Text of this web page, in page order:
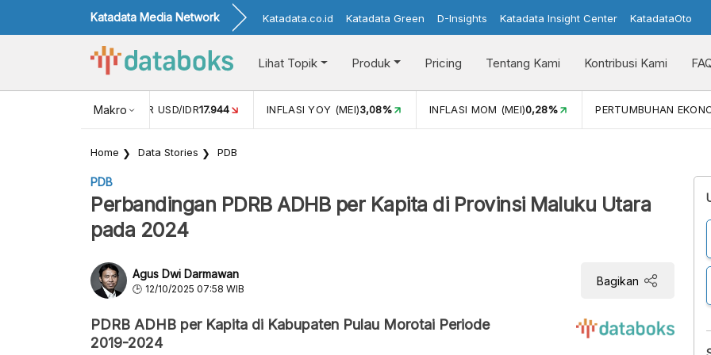
Katadata Media Network Katadata.co.id Katadata Green D-Insights Katadata Insight Center KatadataOto
Lihat Topik Produk Pricing Tentang Kami Kontribusi Kami
Makro
NILAI TUKAR USD/IDR17.944 INFLASI YOY (MEI)3,08% INFLASI MOM (MEI)0,28% PERTUMBUHAN
Home Data Stories PDB
PDB
Perbandingan PDRB ADHB per Kapita di Provinsi Maluku Utara
pada 2024
Agus Dwi Darmawan
12/10/2025 07:58 WIB
Bagikan
PDRB ADHB per Kapita di Kabupaten Pulau Morotai Periode
2019-2024